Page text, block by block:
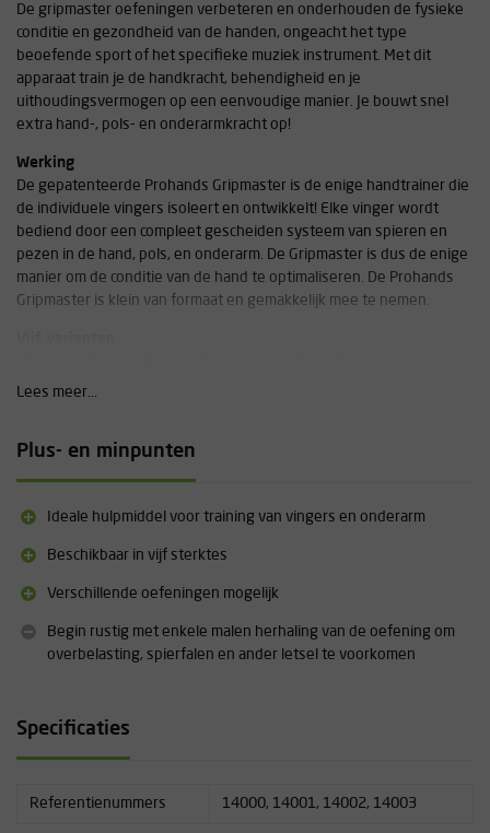
De gripmaster oefeningen verbeteren en onderhouden de fysieke
conditie en gezondheid van de handen, ongeacht het type
beoefende sport of het specifieke muziek instrument. Met dit
apparaat train je de handkracht, behendigheid en je
uithoudingsvermogen op een eenvoudige manier. Je bouwt snel
extra hand-, pols- en onderarmkracht op!
Werking
De gepatenteerde Prohands Gripmaster is de enige handtrainer die
de individuele vingers isoleert en ontwikkelt! Elke vinger wordt
bediend door een compleet gescheiden systeem van spieren en
pezen in de hand, pols, en onderarm. De Gripmaster is dus de enige
manier om de conditie van de hand te optimaliseren. De Prohands
Gripmaster is klein van formaat en gemakkelijk mee te nemen.
verschillende varianten met ieder een verschillende kracht per veer.
Training
Extra extra licht
Lees meer...
Plus- en minpunten
Ideale hulpmiddel voor training van vingers en onderarm
Beschikbaar in vijf sterktes
Verschillende oefeningen mogelijk
Begin rustig met enkele malen herhaling van de oefening om
overbelasting, spierfalen en ander letsel te voorkomen
Specificaties
Referentienummers 14000, 14001, 14002, 14003